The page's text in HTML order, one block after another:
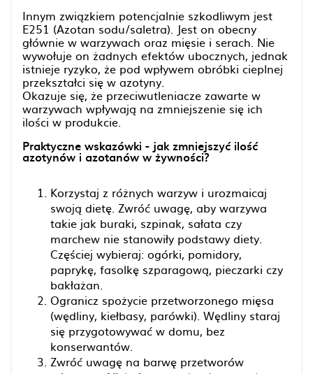
Innym związkiem potencjalnie szkodliwym jest
E251 (Azotan sodu/saletra). Jest on obecny
głównie w warzywach oraz mięsie i serach. Nie
wywołuje on żadnych efektów ubocznych, jednak
istnieje ryzyko, że pod wpływem obróbki cieplnej
przekształci się w azotyny.
Okazuje się, że przeciwutleniacze zawarte w
warzywach wpływają na zmniejszenie się ich
ilości w produkcie.
Praktyczne wskazówki - jak zmniejszyć ilość
azotynów i azotanów w żywności?
Korzystaj z różnych warzyw i urozmaicaj
swoją dietę. Zwróć uwagę, aby warzywa
takie jak buraki, szpinak, sałata czy
marchew nie stanowiły podstawy diety.
Częściej wybieraj: ogórki, pomidory,
paprykę, fasolkę szparagową, pieczarki czy
bakłażan.
Ogranicz spożycie przetworzonego mięsa
(wędliny, kiełbasy, parówki). Wędliny staraj
się przygotowywać w domu, bez
konserwantów.
Zwróć uwagę na barwę przetworów